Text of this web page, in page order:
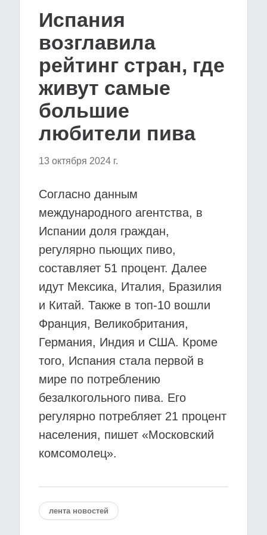
Испания
возглавила
рейтинг стран, где
живут самые
большие
любители пива
13 октября 2024 г.
Согласно данным
международного агентства, в
Испании доля граждан,
регулярно пьющих пиво,
составляет 51 процент. Далее
идут Мексика, Италия, Бразилия
и Китай. Также в топ-10 вошли
Франция, Великобритания,
Германия, Индия и США. Кроме
того, Испания стала первой в
мире по потреблению
безалкогольного пива. Его
регулярно потребляет 21 процент
населения, пишет «Московский
комсомолец».
лента новостей